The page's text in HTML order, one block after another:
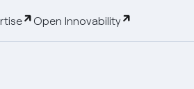
Open Innovability